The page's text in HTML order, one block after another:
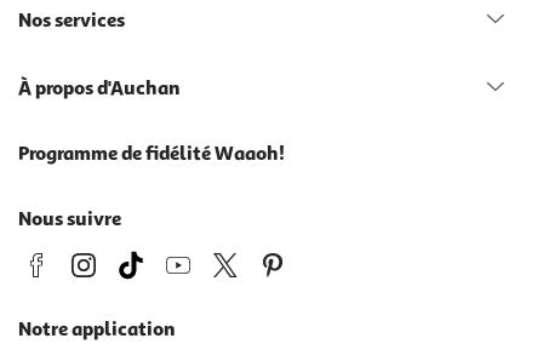
Nos services
À propos d'Auchan
Programme de fidélité Waaoh!
Nous suivre
Notre application